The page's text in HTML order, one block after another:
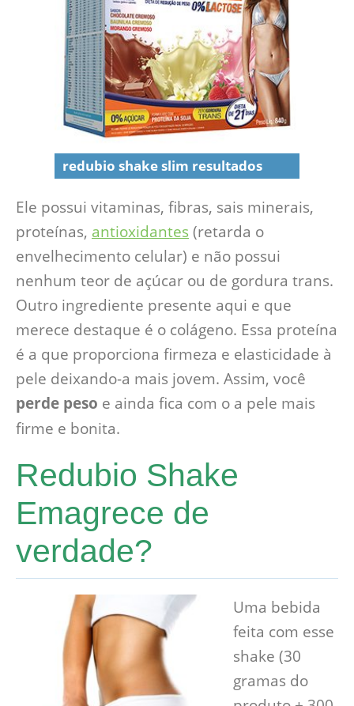
redubio shake slim resultados
Ele possui vitaminas, fibras, sais minerais,
proteínas, antioxidantes (retarda o
envelhecimento celular) e não possui
nenhum teor de açúcar ou de gordura trans.
Outro ingrediente presente aqui e que
merece destaque é o colágeno. Essa proteína
é a que proporciona firmeza e elasticidade à
pele deixando-a mais jovem. Assim, você
perde peso e ainda fica com o a pele mais
firme e bonita.
Redubio Shake
Emagrece de
verdade?
Uma bebida
feita com esse
shake (30
gramas do